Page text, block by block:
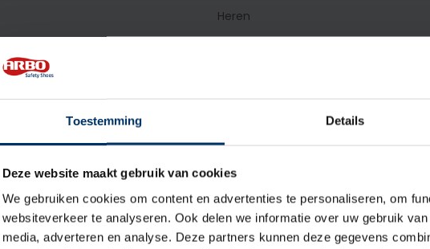
Toestemming Details
Deze website maakt gebruik van cookies
We gebruiken cookies om content en advertenties te personaliseren, om
websiteverkeer te analyseren. Ook delen we informatie over uw gebruik
media, adverteren en analyse. Deze partners kunnen deze gegevens
Heren
Veter
Textiel
Aluminium